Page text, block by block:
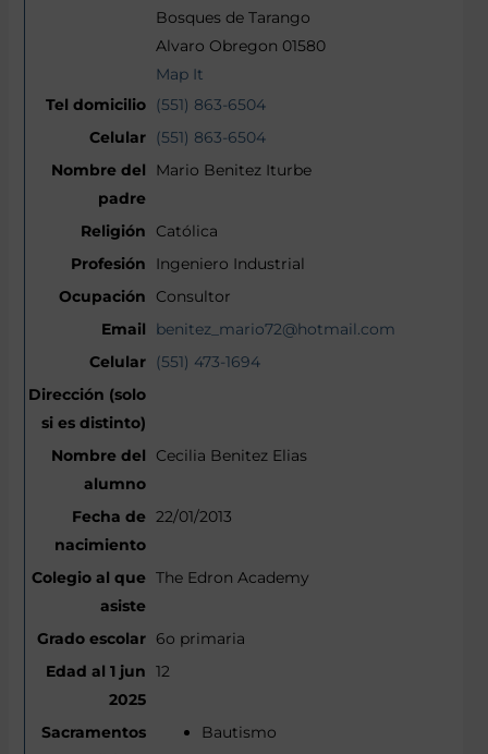
Bosques de Tarango
Alvaro Obregon 01580
Map It
(551) 863-6504
(551) 863-6504
Mario Benitez Iturbe
Católica
Ingeniero Industrial
Consultor
benitez_mario72@hotmail.com
(551) 473-1694
Cecilia Benitez Elias
22/01/2013
The Edron Academy
6o primaria
12
Bautismo